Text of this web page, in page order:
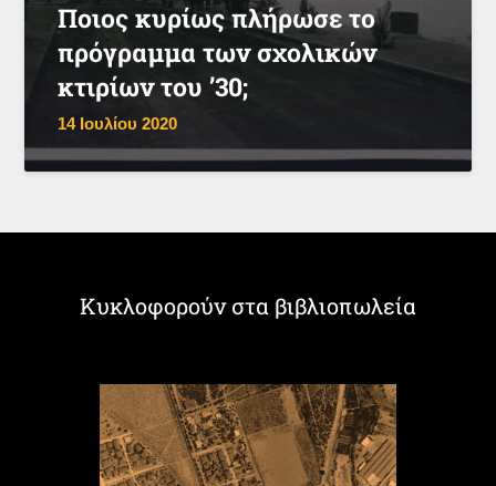
Ποιος κυρίως πλήρωσε το
πρόγραμμα των σχολικών
κτιρίων του ’30;
14 Ιουλίου 2020
Κυκλοφορούν στα βιβλιοπωλεία